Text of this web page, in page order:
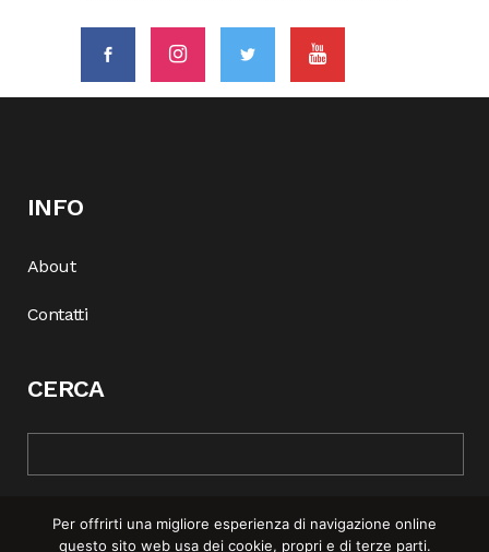
INFO
About
Contatti
CERCA
Per offrirti una migliore esperienza di navigazione online
questo sito web usa dei cookie, propri e di terze parti.